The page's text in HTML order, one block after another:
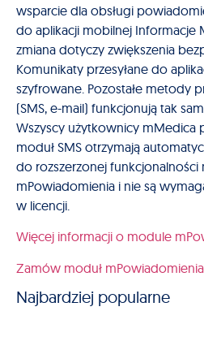
wsparcie dla obsługi
do aplikacji mobilnej Informacje
zmiana dotyczy zwiększenia
Komunikaty przesyłane do
szyfrowane. Pozostałe metody
(SMS, e-mail) funkcjonują tak
Wszyscy użytkownicy mMedica
moduł SMS otrzymają
do rozszerzonej funkcjonalności
mPowiadomienia i nie są
w licencji.
Więcej informacji o module
Zamów moduł mPowiadomienia.
Najbardziej popularne